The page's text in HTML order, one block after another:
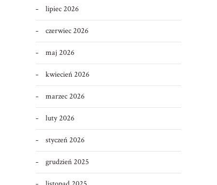
lipiec 2026
czerwiec 2026
maj 2026
kwiecień 2026
marzec 2026
luty 2026
styczeń 2026
grudzień 2025